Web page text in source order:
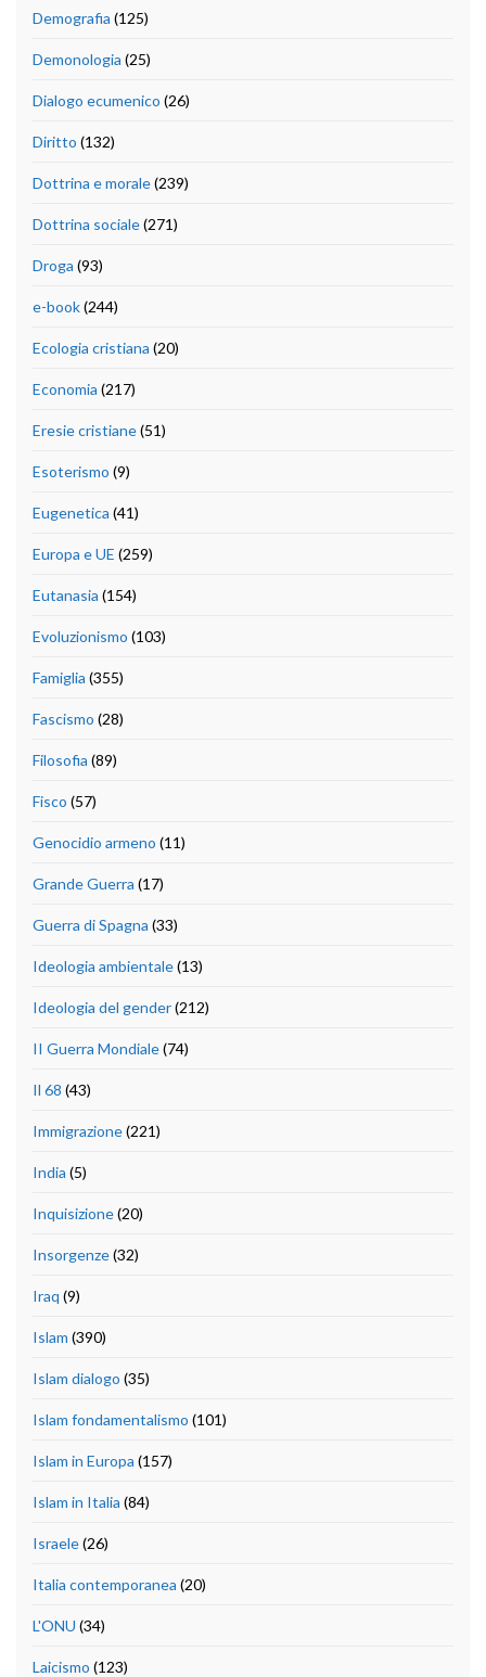
Demografia (125)
Demonologia (25)
Dialogo ecumenico (26)
Diritto (132)
Dottrina e morale(239)
Dottrina sociale(271)
Droga (93)
e-book(244)
Ecologia cristiana (20)
Economia (217)
Eresie cristiane(51)
Esoterismo (9)
Eugenetica (41)
Europa e UE (259)
Eutanasia (154)
Evoluzionismo (103)
Famiglia (355)
Fascismo (28)
Filosofia (89)
Fisco (57)
Genocidio armeno (11)
Grande Guerra (17)
Guerra di Spagna (33)
Ideologia ambientale(13)
Ideologia del gender(212)
II Guerra Mondiale(74)
Il 68 (43)
Immigrazione(221)
India (5)
Inquisizione(20)
Insorgenze(32)
Iraq (9)
Islam (390)
Islam dialogo (35)
Islam fondamentalismo (101)
Islam in Europa (157)
Islam in Italia (84)
Israele(26)
Italia contemporanea (20)
L'ONU (34)
Laicismo (123)